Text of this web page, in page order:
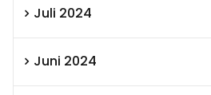
Juli 2024
Juni 2024